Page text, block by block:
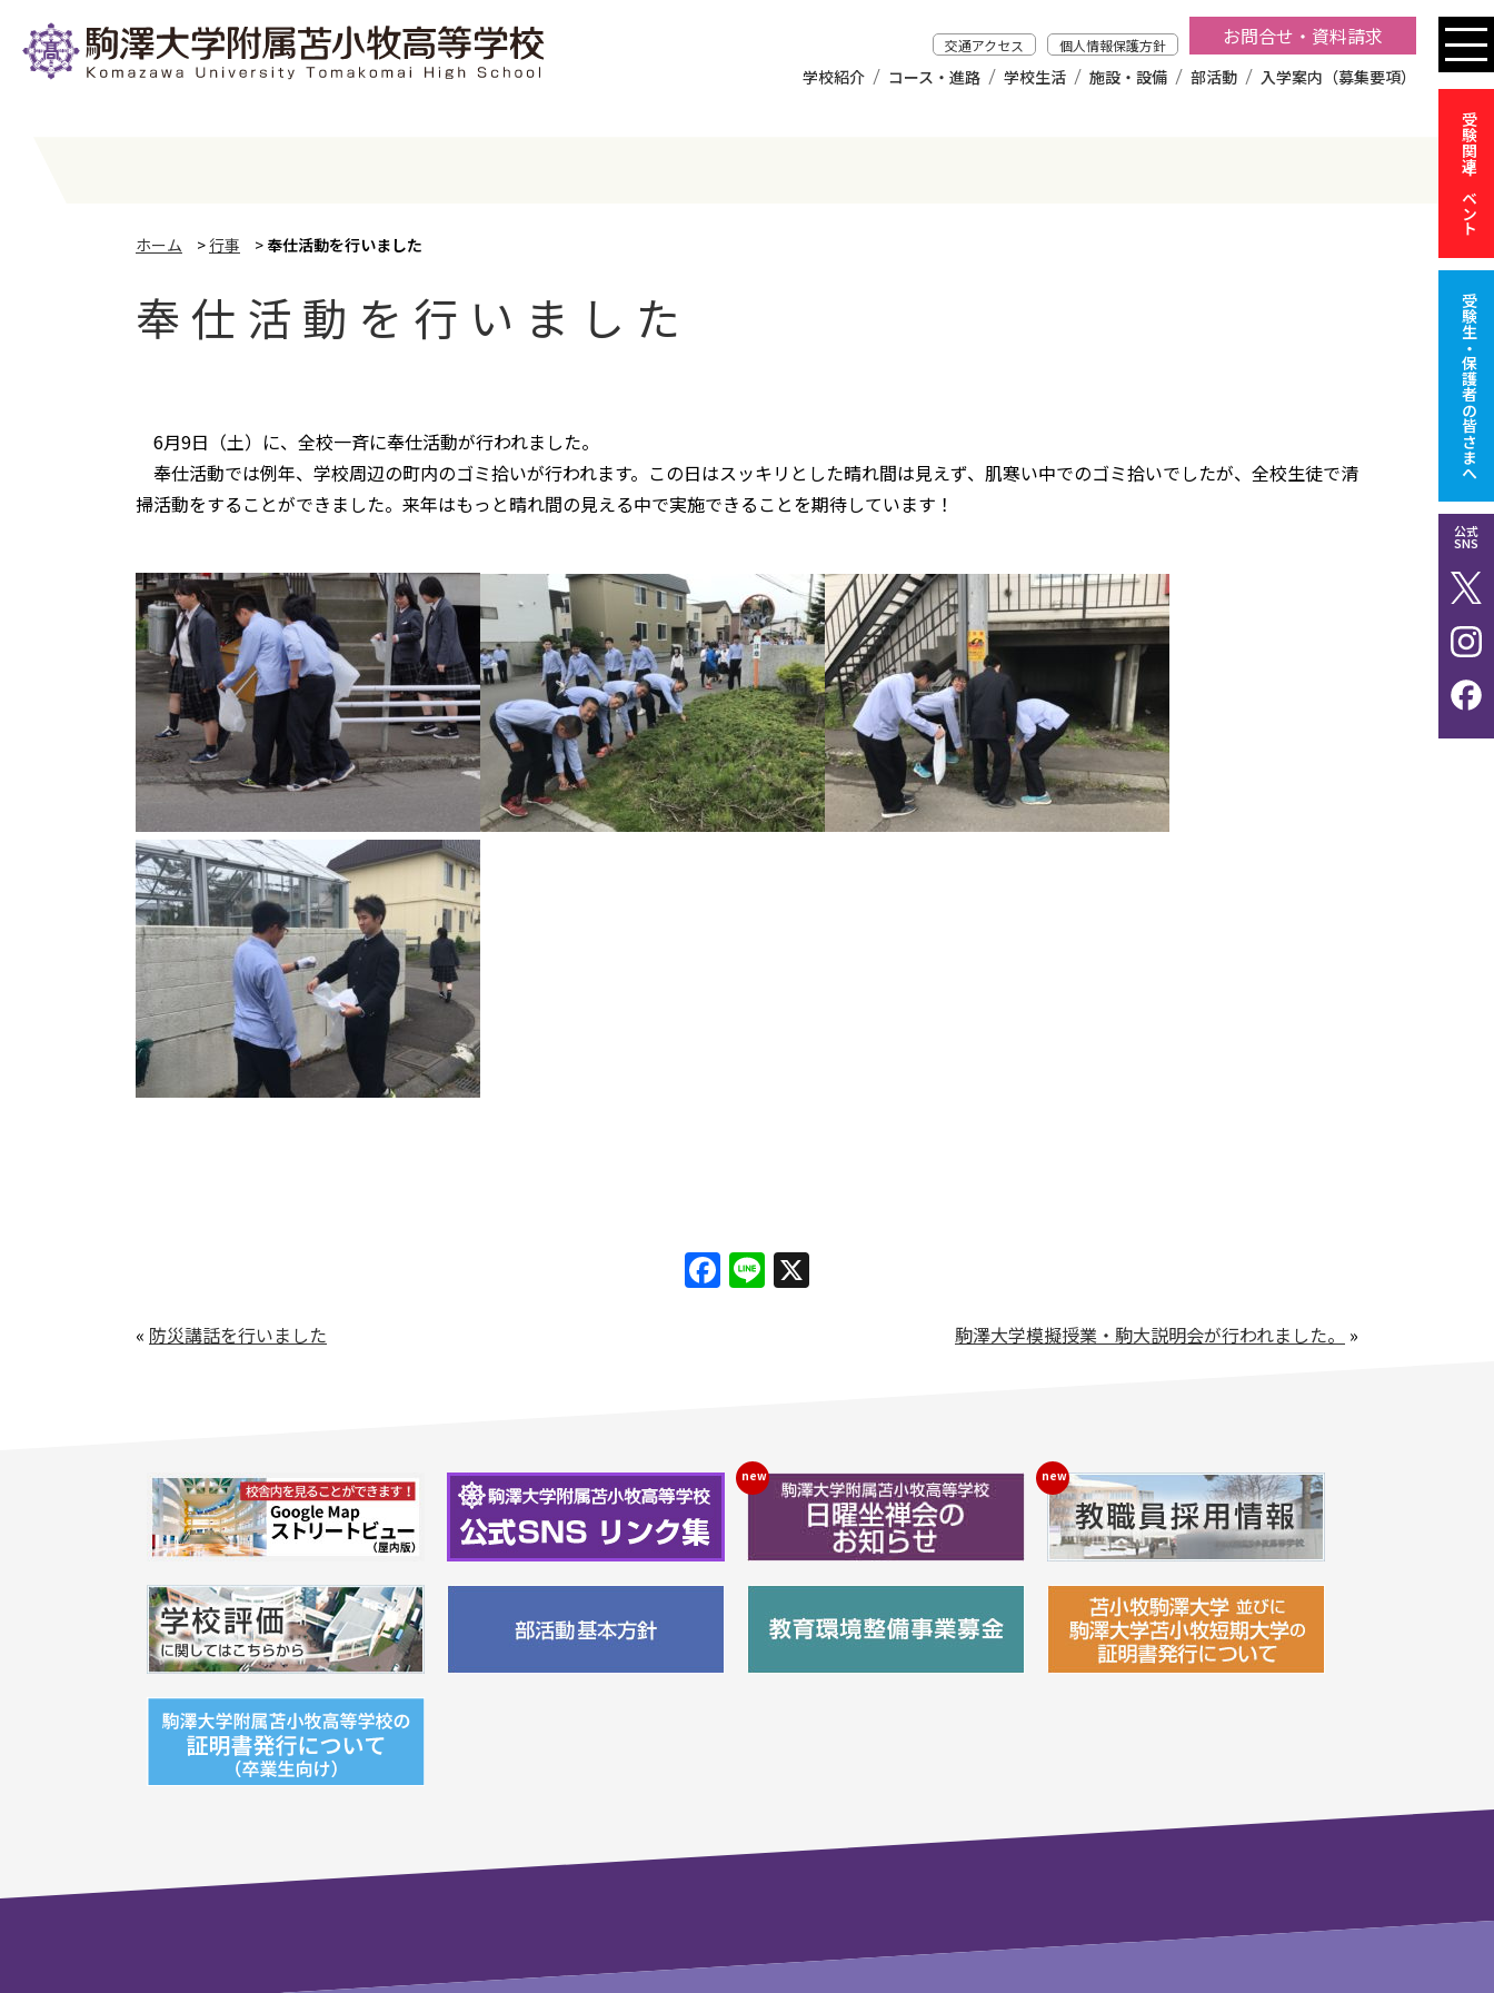
交通アクセス 個人情報保護方針 お問合せ・資料請求
学校紹介 コース・進路 学校生活 施設・設備 部活動 入学案内（募集要項）
受験関連イベント
受験生・保護者の皆さまへ
公式
SNS
ホーム >行事 > 奉仕活動を行いました
奉仕活動を行いました
6月9日（土）に、全校一斉に奉仕活動が行われました。
奉仕活動では例年、学校周辺の町内のゴミ拾いが行われます。この日はスッキリとした晴れ間は見えず、肌寒い中でのゴミ拾いでしたが、全校生徒で清
掃活動をすることができました。来年はもっと晴れ間の見える中で実施できることを期待しています！
Facebook
Line
« 防災講話を行いました 駒澤大学模擬授業・駒大説明会が行われました。 »